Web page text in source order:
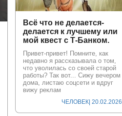
Всё что не делается-
делается к лучшему или
мой квест с Т-Банком.
Привет-привет! Помните, как
недавно я рассказывала о том,
что уволилась со своей старой
работы? Так вот... Сижу вечером
дома, листаю соцсети и вдруг
вижу реклам
ЧЕЛОВЕК| 20.02.2026